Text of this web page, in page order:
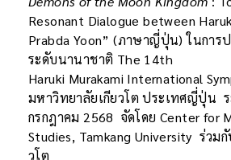
Resonant Dialogue between
Prabda Yoon” (ภาษาญี่ปุ่น) ในการ
ระดับนานาชาติ The 14th
Haruki Murakami International
มหาวิทยาลัยเกียวโต ประเทศญี่ปุ่น
กรกฎาคม 2568 จัดโดย Center for
Studies, Tamkang University ร่วม
วโต